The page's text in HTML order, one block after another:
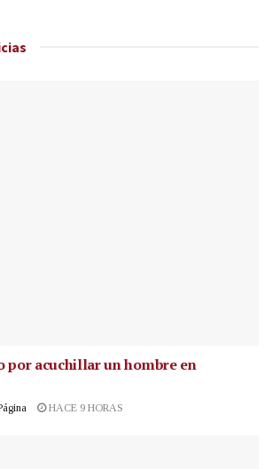
por acuchillar un hombre en
HACE 9 HORAS